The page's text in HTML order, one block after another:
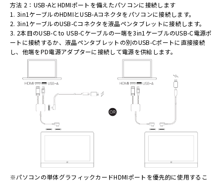
方法 2：USB-AとHDMIポートを備えたパソコンに接続します
1. 3in1ケーブルのHDMIとUSB-Aコネクタをパソコンに接続します。
2. 3in1ケーブルのUSB-Cコネクタを液晶ペンタブレットに接続します。
3. 2本目のUSB-C to USB-Cケーブルの一端を3in1ケーブルのUSB-C電源ポ
ートに接続するか、液晶ペンタブレットの別のUSB-Cポートに直接接続
し、他端をPD電源アダプターに接続して電源を供給します。
※パソコンの単体グラフィックカードHDMIポートを優先的に使用するこ